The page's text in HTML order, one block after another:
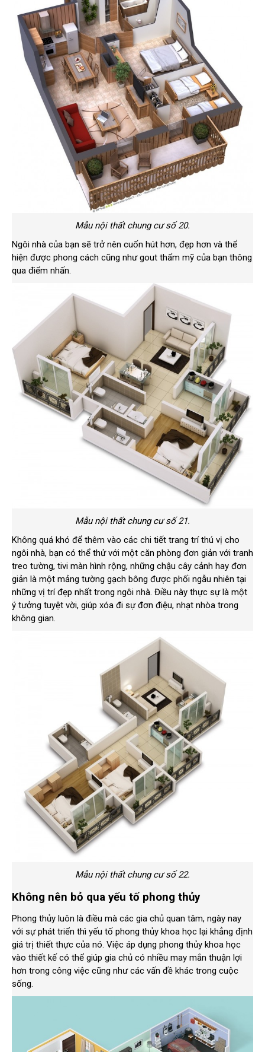
Mẫu nội thất chung cư số 20.
Ngôi nhà của bạn sẽ trở nên cuốn hút hơn, đẹp hơn và thể
hiện được phong cách cũng như gout thẩm mỹ của bạn thông
qua điểm nhấn.
Mẫu nội thất chung cư số 21.
Không quá khó để thêm vào các chi tiết trang trí thú vị cho
ngôi nhà, bạn có thể thử với một căn phòng đơn giản với tranh
treo tường, tivi màn hình rộng, những chậu cây cảnh hay đơn
giản là một mảng tường gạch bông được phối ngẫu nhiên tại
những vị trí đẹp nhất trong ngôi nhà. Điều này thực sự là một
ý tưởng tuyệt vời, giúp xóa đi sự đơn điệu, nhạt nhòa trong
không gian.
Mẫu nội thất chung cư số 22.
Không nên bỏ qua yếu tố phong thủy
Phong thủy luôn là điều mà các gia chủ quan tâm, ngày nay
với sự phát triển thì yếu tố phong thủy khoa học lại khẳng định
giá trị thiết thực của nó. Việc áp dụng phong thủy khoa học
vào thiết kế có thể giúp gia chủ có nhiều may mắn thuận lợi
hơn trong công việc cũng như các vấn đề khác trong cuộc
sống.